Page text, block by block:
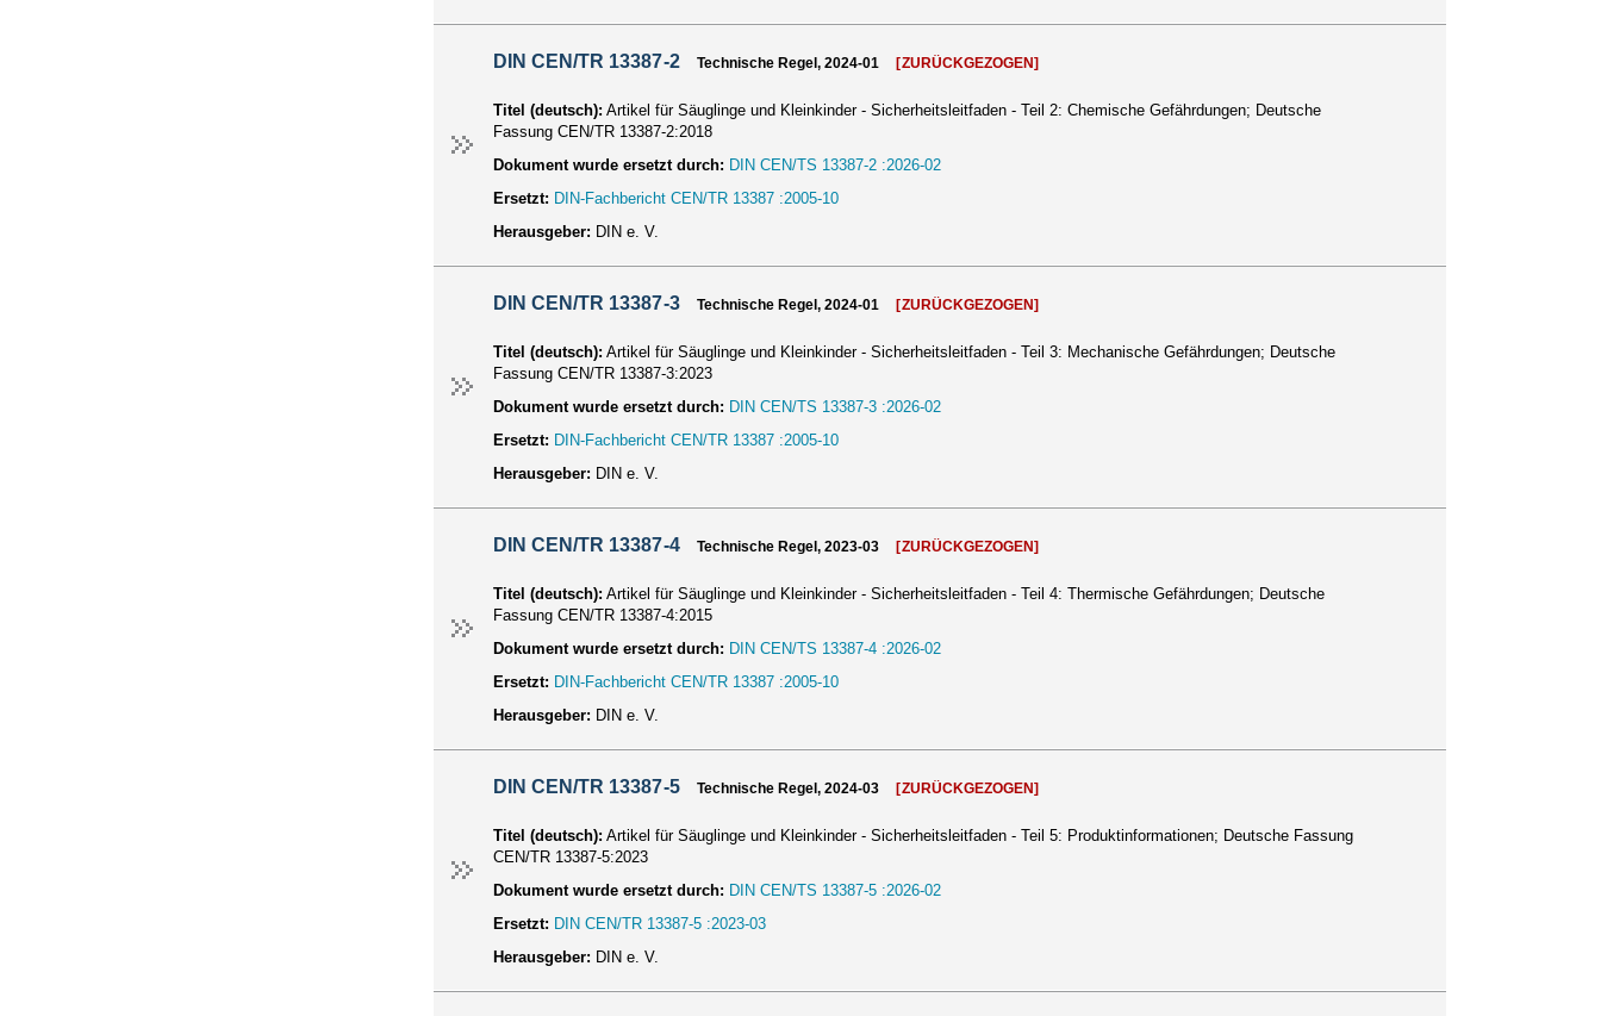
DIN CEN/TR 13387-2 Technische Regel, 2024-01 [ZURÜCKGEZOGEN]
Titel (deutsch): Artikel für Säuglinge und Kleinkinder - Sicherheitsleitfaden - Teil 2: Chemische Gefährdungen; Deutsche
Fassung CEN/TR 13387-2:2018
Dokument wurde ersetzt durch: DIN CEN/TS 13387-2 :2026-02
Ersetzt: DIN-Fachbericht CEN/TR 13387 :2005-10
Herausgeber: DIN e. V.
DIN CEN/TR 13387-3 Technische Regel, 2024-01 [ZURÜCKGEZOGEN]
Titel (deutsch): Artikel für Säuglinge und Kleinkinder - Sicherheitsleitfaden - Teil 3: Mechanische Gefährdungen; Deutsche
Fassung CEN/TR 13387-3:2023
Dokument wurde ersetzt durch: DIN CEN/TS 13387-3 :2026-02
Ersetzt: DIN-Fachbericht CEN/TR 13387 :2005-10
Herausgeber: DIN e. V.
DIN CEN/TR 13387-4 Technische Regel, 2023-03 [ZURÜCKGEZOGEN]
Titel (deutsch): Artikel für Säuglinge und Kleinkinder - Sicherheitsleitfaden - Teil 4: Thermische Gefährdungen; Deutsche
Fassung CEN/TR 13387-4:2015
Dokument wurde ersetzt durch: DIN CEN/TS 13387-4 :2026-02
Ersetzt: DIN-Fachbericht CEN/TR 13387 :2005-10
Herausgeber: DIN e. V.
DIN CEN/TR 13387-5 Technische Regel, 2024-03 [ZURÜCKGEZOGEN]
Titel (deutsch): Artikel für Säuglinge und Kleinkinder - Sicherheitsleitfaden - Teil 5: Produktinformationen; Deutsche Fassung
CEN/TR 13387-5:2023
Dokument wurde ersetzt durch: DIN CEN/TS 13387-5 :2026-02
Ersetzt: DIN CEN/TR 13387-5 :2023-03
Herausgeber: DIN e. V.